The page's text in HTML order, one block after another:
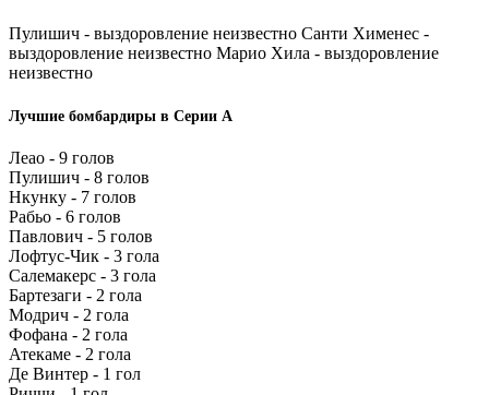
Пулишич - выздоровление неизвестно Санти Хименес -
выздоровление неизвестно Марио Хила - выздоровление
неизвестно
Лучшие бомбардиры в Серии А
Леао - 9 голов
Пулишич - 8 голов
Нкунку - 7 голов
Рабьо - 6 голов
Павлович - 5 голов
Лофтус-Чик - 3 гола
Салемакерс - 3 гола
Бартезаги - 2 гола
Модрич - 2 гола
Фофана - 2 гола
Атекаме - 2 гола
Де Винтер - 1 гол